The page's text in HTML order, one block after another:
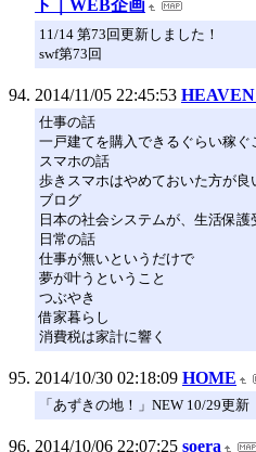
ト｜WEB企画
11/14 第73回更新しました！
swf第73回
2014/11/05 22:45:53
仕事の話
一戸建てを購入できるぐらい稼ぐ
スマホの話
歩きスマホはやめておいた方が良
ブログ
日本の社会システムが、生活保
日常の話
仕事が無いというだけで
夢が叶うということ
つぶやき
借家暮らし
消費税は家計に響く
2014/10/30 02:18:09 HOME
「あずきの地！」NEW 10/29更新
2014/10/06 22:07:25 soera